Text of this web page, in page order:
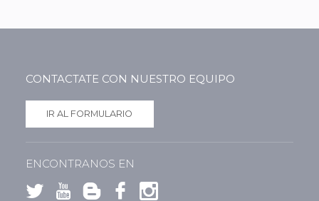
CONTACTATE CON NUESTRO EQUIPO
IR AL FORMULARIO
ENCONTRANOS EN